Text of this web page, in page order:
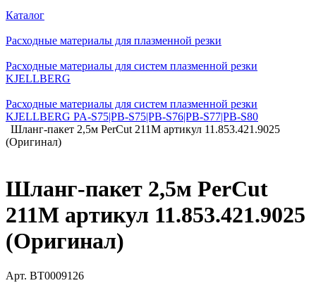
Каталог
Расходные материалы для плазменной резки
Расходные материалы для систем плазменной резки
KJELLBERG
Расходные материалы для систем плазменной резки
KJELLBERG PA-S75|PB-S75|PB-S76|PB-S77|PB-S80
Шланг-пакет 2,5м PerCut 211M артикул 11.853.421.9025
(Оригинал)
Шланг-пакет 2,5м PerCut
211M артикул 11.853.421.9025
(Оригинал)
Арт. BT0009126